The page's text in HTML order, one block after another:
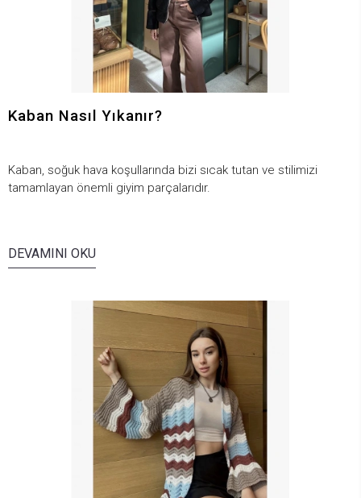
Kaban Nasıl Yıkanır?
Kaban, soğuk hava koşullarında bizi sıcak tutan ve stilimizi
tamamlayan önemli giyim parçalarıdır.
DEVAMINI OKU